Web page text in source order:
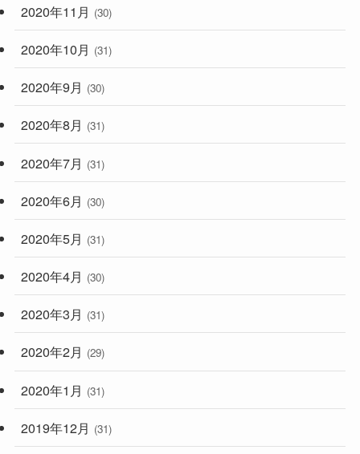
2020年11月 (30)
2020年10月 (31)
2020年9月 (30)
2020年8月 (31)
2020年7月 (31)
2020年6月 (30)
2020年5月 (31)
2020年4月 (30)
2020年3月 (31)
2020年2月 (29)
2020年1月 (31)
2019年12月 (31)